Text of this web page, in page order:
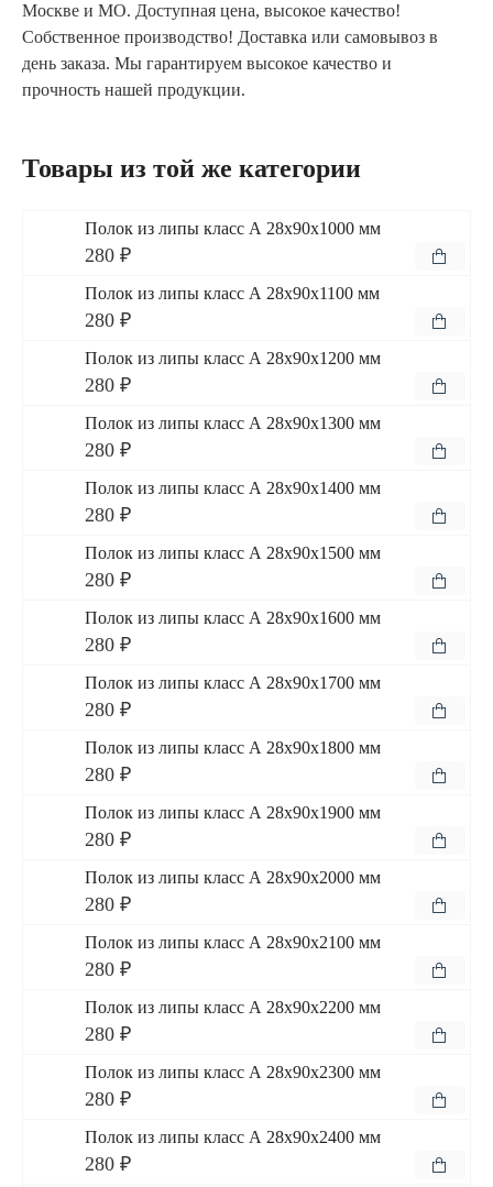
Москве и МО. Доступная цена, высокое качество!
Собственное производство! Доставка или самовывоз в
день заказа. Мы гарантируем высокое качество и
прочность нашей продукции.
Товары из той же категории
Полок из липы класс А 28x90x1000 мм
280 ₽
Полок из липы класс А 28x90x1100 мм
280 ₽
Полок из липы класс А 28x90x1200 мм
280 ₽
Полок из липы класс А 28x90x1300 мм
280 ₽
Полок из липы класс А 28x90x1400 мм
280 ₽
Полок из липы класс А 28x90x1500 мм
280 ₽
Полок из липы класс А 28x90x1600 мм
280 ₽
Полок из липы класс А 28x90x1700 мм
280 ₽
Полок из липы класс А 28x90x1800 мм
280 ₽
Полок из липы класс А 28x90x1900 мм
280 ₽
Полок из липы класс А 28x90x2000 мм
280 ₽
Полок из липы класс А 28x90x2100 мм
280 ₽
Полок из липы класс А 28x90x2200 мм
280 ₽
Полок из липы класс А 28x90x2300 мм
280 ₽
Полок из липы класс А 28x90x2400 мм
280 ₽